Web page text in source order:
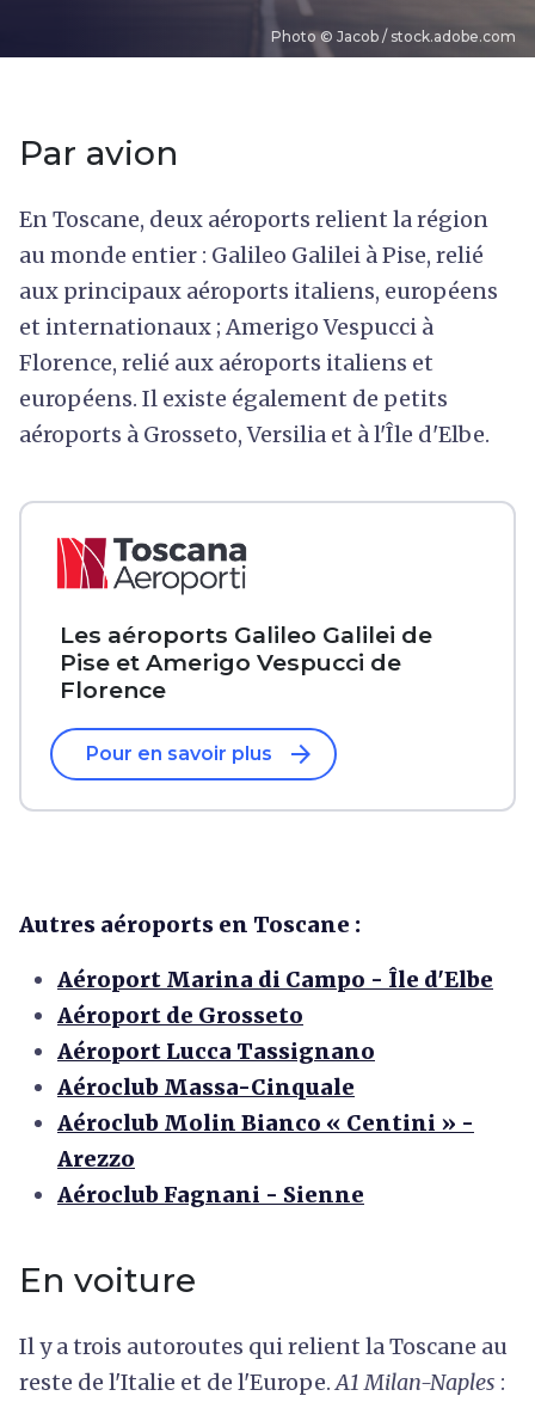
Photo © Jacob / stock.adobe.com
Par avion
En Toscane, deux aéroports relient la région
au monde entier : Galileo Galilei à Pise, relié
aux principaux aéroports italiens, européens
et internationaux ; Amerigo Vespucci à
Florence, relié aux aéroports italiens et
européens. Il existe également de petits
aéroports à Grosseto, Versilia et à l'Île d'Elbe.
Les aéroports Galileo Galilei de
Pise et Amerigo Vespucci de
Florence
Pour en savoir plus arrow_forward
Autres aéroports en Toscane :
Aéroport Marina di Campo - Île d'Elbe
Aéroport de Grosseto
Aéroport Lucca Tassignano
Aéroclub Massa-Cinquale
Aéroclub Molin Bianco « Centini » -
Arezzo
Aéroclub Fagnani - Sienne
En voiture
Il y a trois autoroutes qui relient la Toscane au
reste de l'Italie et de l'Europe.A1 Milan-Naples :